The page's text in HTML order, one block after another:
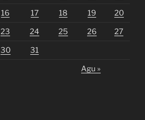
16 17 18 19 20
23 24 25 26 27
30 31
Agu »